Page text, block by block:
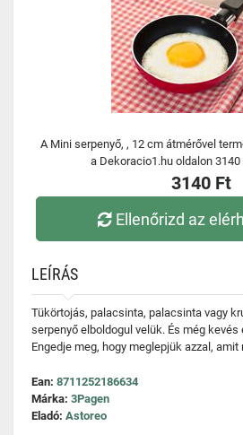
A Mini serpenyő, , 12 cm átmérővel
a Dekoracio1.hu oldalon
3140 Ft
Ellenőrizd az
LEÍRÁS
Tükörtojás, palacsinta, palacsinta vagy
serpenyő elboldogul velük. És még
Engedje meg, hogy meglepjük azzal,
Ean: 8711252186634
Márka: 3Pagen
Eladó: Astoreo